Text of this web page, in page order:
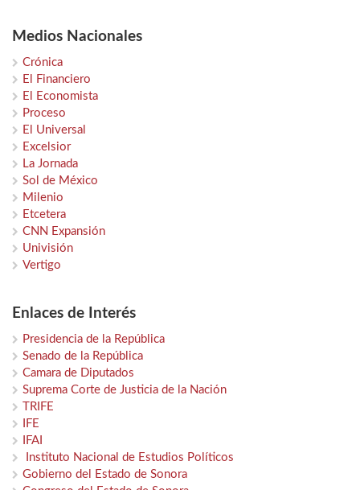
Medios Nacionales
Crónica
El Financiero
El Economista
Proceso
El Universal
Excelsior
La Jornada
Sol de México
Milenio
Etcetera
CNN Expansión
Univisión
Vertigo
Enlaces de Interés
Presidencia de la República
Senado de la República
Camara de Diputados
Suprema Corte de Justicia de la Nación
TRIFE
IFE
IFAI
Instituto Nacional de Estudios Políticos
Gobierno del Estado de Sonora